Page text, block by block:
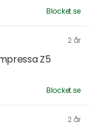
Blocket.se
2 år
Z5
Blocket.se
2 år